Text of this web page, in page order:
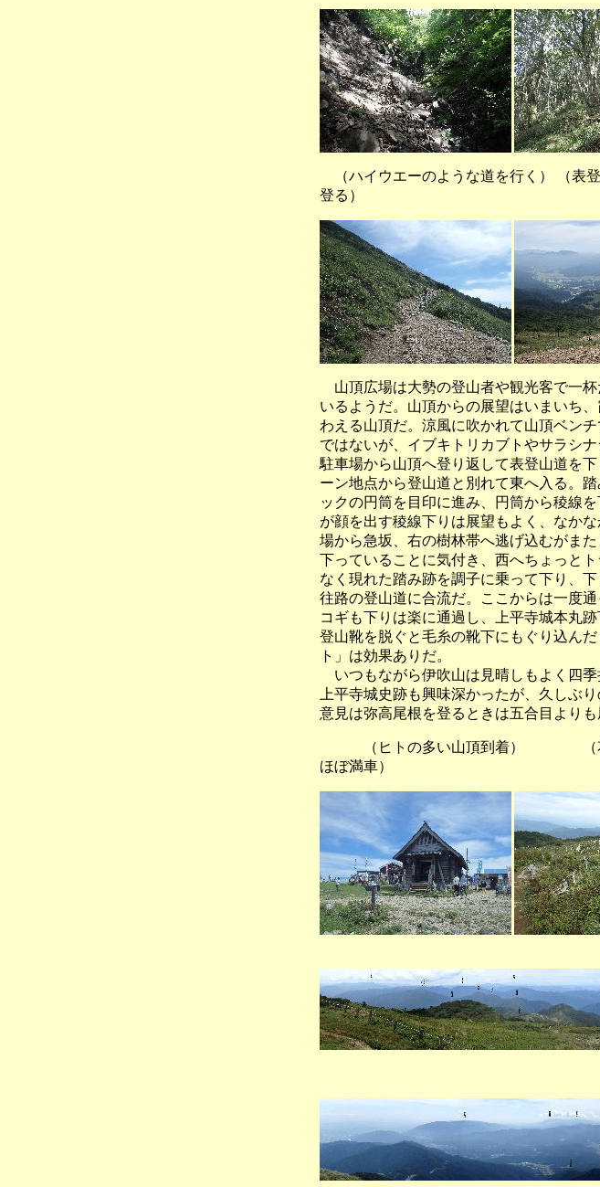
（ハイウエーのような道を行く） （
登る）
山頂広場は大勢の登山者や観光客で一
いるようだ。山頂からの展望はいまいち
わえる山頂だ。涼風に吹かれて山頂ベン
ではないが、イブキトリカブトやサラシ
駐車場から山頂へ登り返して表登山道を
ーン地点から登山道と別れて東へ入る。
ックの円筒を目印に進み、円筒から稜線
が顔を出す稜線下りは展望もよく、なか
場から急坂、右の樹林帯へ逃げ込むがま
下っていることに気付き、西へちょっと
なく現れた踏み跡を調子に乗って下り、
往路の登山道に合流だ。ここからは一度
コギも下りは楽に通過し、上平寺城本丸
登山靴を脱ぐと毛糸の靴下にもぐり込ん
ト」は効果ありだ。
いつもながら伊吹山は見晴しもよく四
上平寺城史跡も興味深かったが、久しぶ
意見は弥高尾根を登るときは五合目より
（ヒトの多い山頂到着） （花は
ほぼ満車）
（山頂付近から
（山頂付近から